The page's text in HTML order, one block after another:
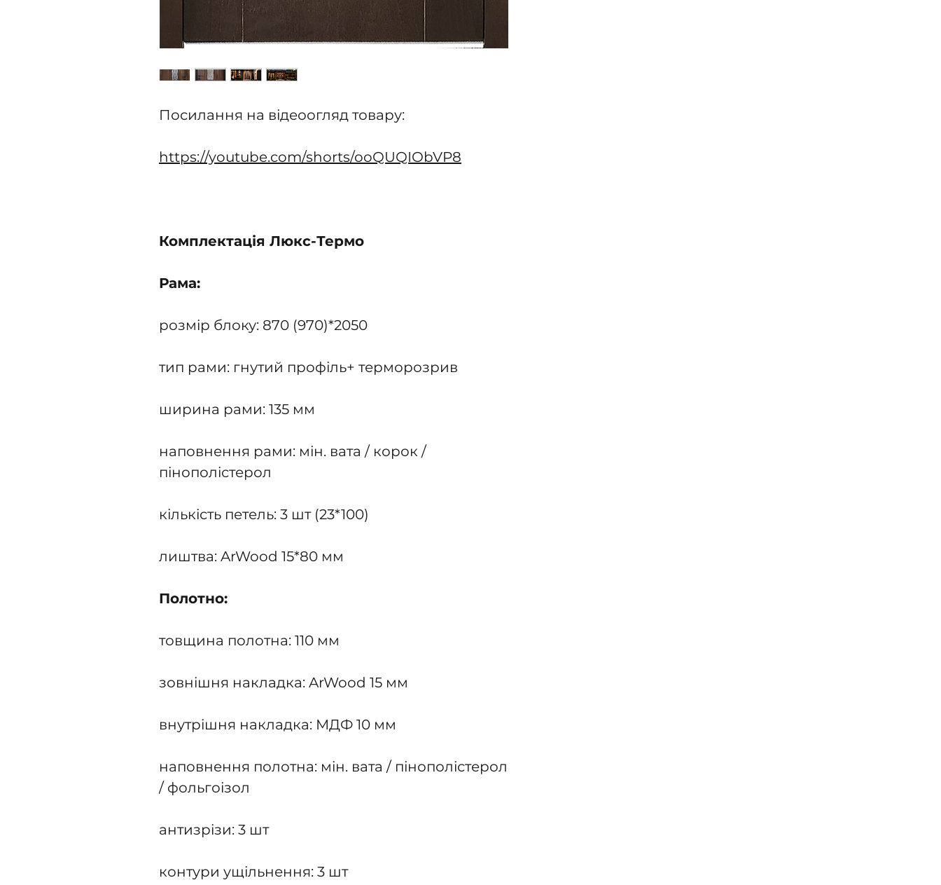
Посилання на відеоогляд товару:
https://youtube.com/shorts/ooQUQIObVP8
Комплектація Люкс-Термо
Рама:
розмір блоку: 870 (970)*2050
тип рами: гнутий профіль+ терморозрив
ширина рами: 135 мм
наповнення рами: мін. вата / корок /
пінополістерол
кількість петель: 3 шт (23*100)
лиштва: ArWood 15*80 мм
Полотно:
товщина полотна: 110 мм
зовнішня накладка: ArWood 15 мм
внутрішня накладка: МДФ 10 мм
наповнення полотна: мін. вата / пінополістерол
/ фольгоізол
антизрізи: 3 шт
контури ущільнення: 3 шт